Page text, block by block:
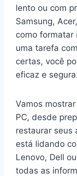
lento ou com
Samsung,
como formatar
uma tarefa
certas, você
eficaz e
Vamos
PC, desde
restaurar seus
está lidando
Lenovo, Dell
todas as